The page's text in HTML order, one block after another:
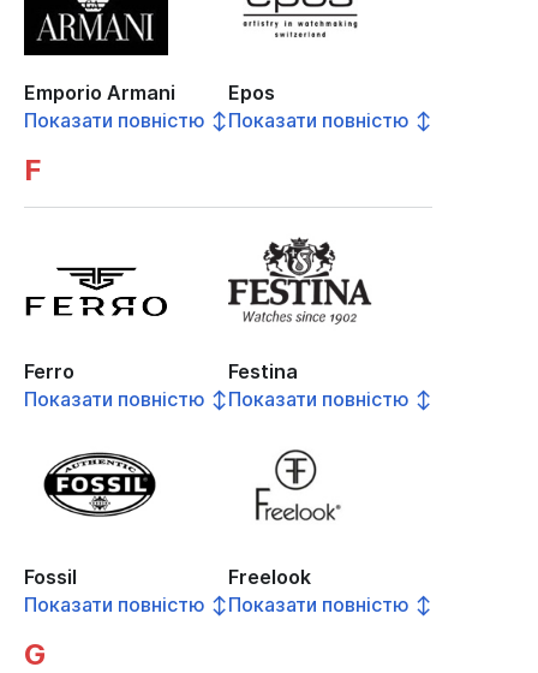
Emporio Armani
Показати повністю ↕
Epos
Показати повністю ↕
F
Ferro
Показати повністю ↕
Festina
Показати повністю ↕
Fossil
Показати повністю ↕
Freelook
Показати повністю ↕
G